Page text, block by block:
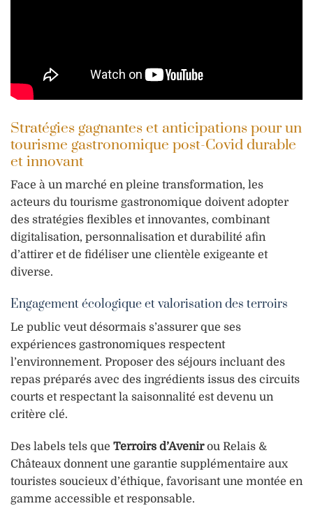
Stratégies gagnantes et anticipations pour un
tourisme gastronomique post-Covid durable
et innovant
Face à un marché en pleine transformation, les
acteurs du tourisme gastronomique doivent adopter
des stratégies flexibles et innovantes, combinant
digitalisation, personnalisation et durabilité afin
d’attirer et de fidéliser une clientèle exigeante et
diverse.
Engagement écologique et valorisation des terroirs
Le public veut désormais s’assurer que ses
expériences gastronomiques respectent
l’environnement. Proposer des séjours incluant des
repas préparés avec des ingrédients issus des circuits
courts et respectant la saisonnalité est devenu un
critère clé.
Des labels tels que Terroirs d’Avenirou Relais &
Châteaux donnent une garantie supplémentaire aux
touristes soucieux d’éthique, favorisant une montée en
gamme accessible et responsable.